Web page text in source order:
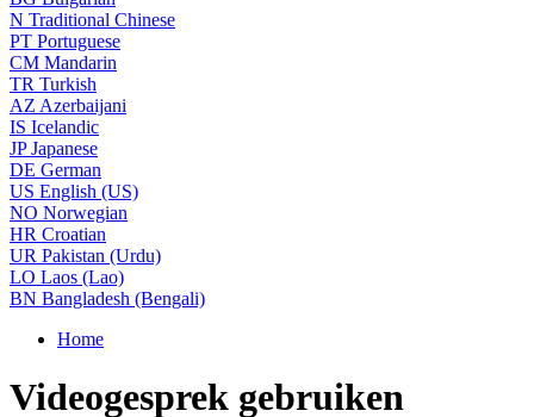
N Traditional Chinese
PT Portuguese
CM Mandarin
TR Turkish
AZ Azerbaijani
IS Icelandic
JPJapanese
DE German
US English (US)
NO Norwegian
HR Croatian
UR Pakistan (Urdu)
LO Laos (Lao)
BN Bangladesh (Bengali)
Home
Videogesprek gebruiken